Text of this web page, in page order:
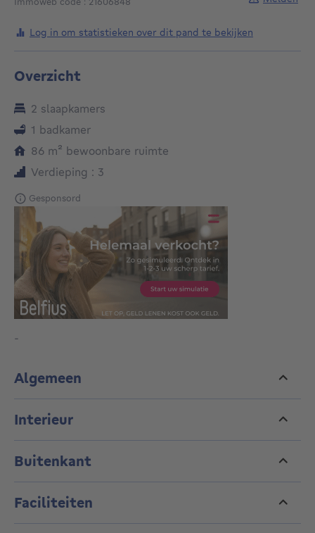
Log in om statistieken over dit pand te bekijken
Overzicht
2 slaapkamers
1 badkamer
86 m² vierkante meters
bewoonbare ruimte
Verdieping : 3
Gesponsord
-
Algemeen
Interieur
Buitenkant
Faciliteiten